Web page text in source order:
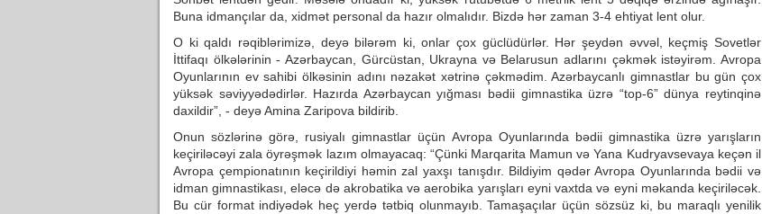
Buna idmançılar da, xidmət personal da hazır olmalıdır. Bizdə hər zaman 3-4 ehtiyat lent olur.
O ki qaldı rəqiblərimizə, deyə bilərəm ki, onlar çox güclüdürlər. Hər şeydən əvvəl, keçmiş Sovetlər
İttifaqı ölkələrinin - Azərbaycan, Gürcüstan, Ukrayna və Belarusun adlarını çəkmək istəyirəm. Avropa
Oyunlarının ev sahibi ölkəsinin adını nəzakət xətrinə çəkmədim. Azərbaycanlı gimnastlar bu gün çox
yüksək səviyyədədirlər. Hazırda Azərbaycan yığması bədii gimnastika üzrə “top-6” dünya reytinqinə
daxildir”, - deyə Amina Zaripova bildirib.
Onun sözlərinə görə, rusiyalı gimnastlar üçün Avropa Oyunlarında bədii gimnastika üzrə yarışların
keçiriləcəyi zala öyrəşmək lazım olmayacaq: “Çünki Marqarita Mamun və Yana Kudryavsevaya keçən il
Avropa çempionatının keçirildiyi həmin zal yaxşı tanışdır. Bildiyim qədər Avropa Oyunlarında bədii və
idman gimnastikası, eləcə də akrobatika və aerobika yarışları eyni vaxtda və eyni məkanda keçiriləcək.
Bu cür format indiyədək heç yerdə tətbiq olunmayıb. Tamaşaçılar üçün sözsüz ki, bu maraqlı yenilik